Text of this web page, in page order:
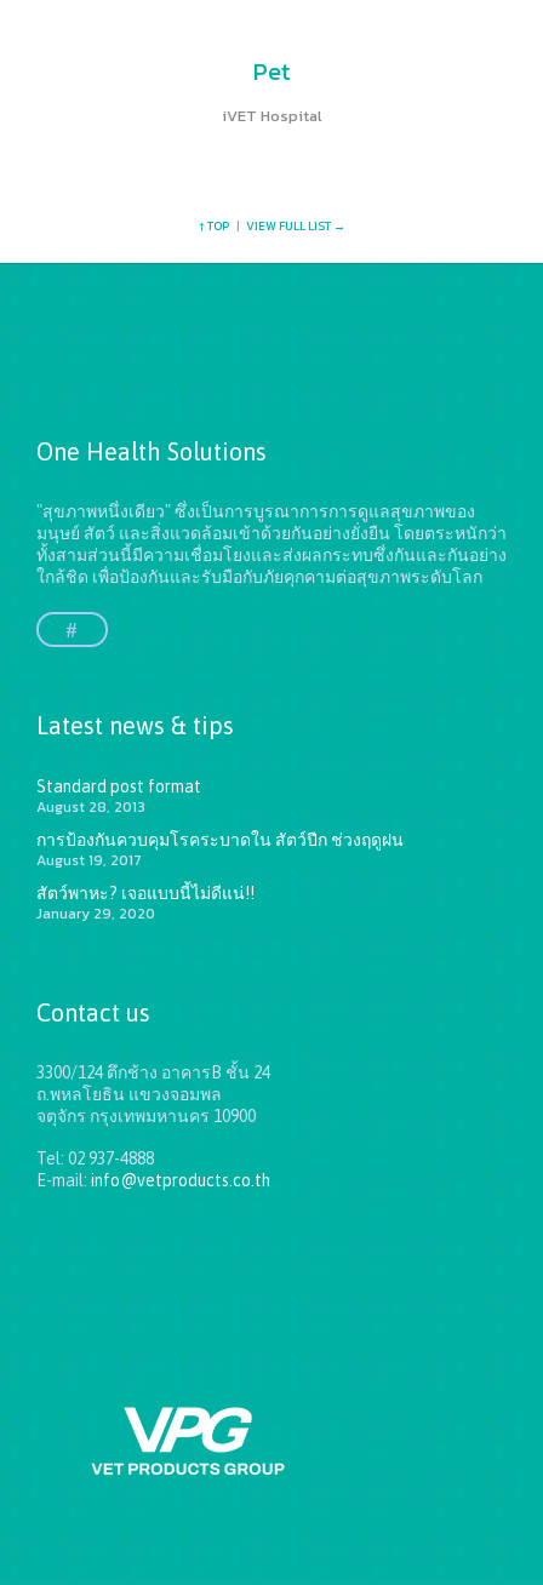
Pet
iVET Hospital
↑ TOP | VIEW FULL LIST →
One Health Solutions
"สุขภาพหนึ่งเดียว" ซึ่งเป็นการบูรณาการการดูแลสุขภาพของ
มนุษย์ สัตว์ และสิ่งแวดล้อมเข้าด้วยกันอย่างยั่งยืนโดยตระหนักว่า
ทั้งสามส่วนนี้มีความเชื่อมโยงและส่งผลกระทบซึ่งกันและกันอย่าง
ใกล้ชิด เพื่อป้องกันและรับมือกับภัยคุกคามต่อสุขภาพระดับโลก
#
Latest news & tips
Standard post format
August 28, 2013
การป้องกันควบคุมโรคระบาดใน สัตว์ปีก ช่วงฤดูฝน
August 19, 2017
สัตว์พาหะ? เจอแบบนี้ไม่ดีแน่!!
January 29, 2020
Contact us
3300/124 ตึกช้าง อาคารB ชั้น 24
ถ.พหลโยธิน แขวงจอมพล
จตุจักร กรุงเทพมหานคร 10900
Tel: 02 937-4888
E-mail: info@vetproducts.co.th